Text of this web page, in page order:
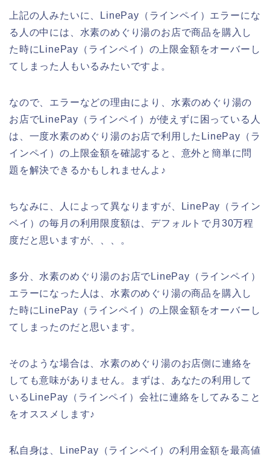
上記の人みたいに、LinePay（ラインペイ）エラーにな
る人の中には、水素のめぐり湯のお店で商品を購入し
た時にLinePay（ラインペイ）の上限金額をオーバーし
てしまった人もいるみたいですよ。
なので、エラーなどの理由により、水素のめぐり湯の
お店でLinePay（ラインペイ）が使えずに困っている人
は、一度水素のめぐり湯のお店で利用したLinePay（ラ
インペイ）の上限金額を確認すると、意外と簡単に問
題を解決できるかもしれませんよ♪
ちなみに、人によって異なりますが、LinePay（ライン
ペイ）の毎月の利用限度額は、デフォルトで月30万程
度だと思いますが、、、。
多分、水素のめぐり湯のお店でLinePay（ラインペイ）
エラーになった人は、水素のめぐり湯の商品を購入し
た時にLinePay（ラインペイ）の上限金額をオーバーし
てしまったのだと思います。
そのような場合は、水素のめぐり湯のお店側に連絡を
しても意味がありません。まずは、あなたの利用して
いるLinePay（ラインペイ）会社に連絡をしてみること
をオススメします♪
私自身は、LinePay（ラインペイ）の利用金額を最高値